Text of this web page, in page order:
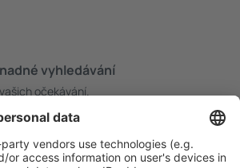
vyhledávání
očekávání.
rezervace s možností bezplatného